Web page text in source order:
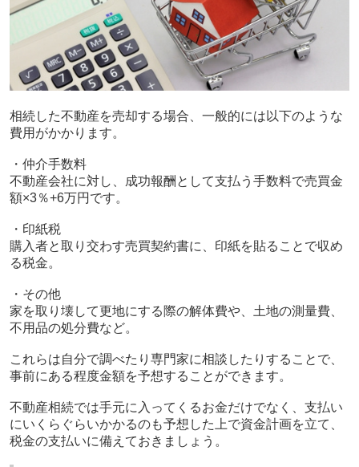
相続した不動産を売却する場合、一般的には以下のような
費用がかかります。
・仲介手数料
不動産会社に対し、成功報酬として支払う手数料で売買金
額×3％+6万円です。
・印紙税
購入者と取り交わす売買契約書に、印紙を貼ることで収め
る税金。
・その他
家を取り壊して更地にする際の解体費や、土地の測量費、
不用品の処分費など。
これらは自分で調べたり専門家に相談したりすることで、
事前にある程度金額を予想することができます。
不動産相続では手元に入ってくるお金だけでなく、支払い
にいくらぐらいかかるのも予想した上で資金計画を立て、
税金の支払いに備えておきましょう。